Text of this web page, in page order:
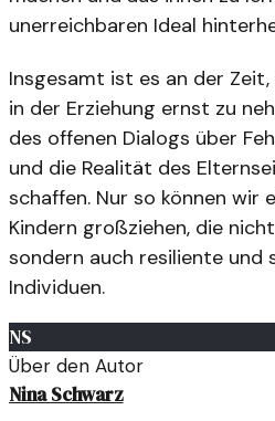
unerreichbaren Ideal
Insgesamt ist es an der
in der Erziehung ernst zu
des offenen Dialogs über
und die Realität des
schaffen. Nur so können wir
Kindern großziehen, die
sondern auch resiliente und
Individuen.
NS
Über den Autor
Nina Schwarz